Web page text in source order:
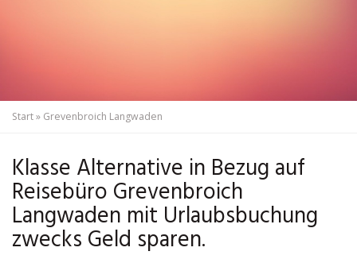
Start» Grevenbroich Langwaden
Klasse Alternative in Bezug auf
Reisebüro Grevenbroich
Langwaden mit Urlaubsbuchung
zwecks Geld sparen.